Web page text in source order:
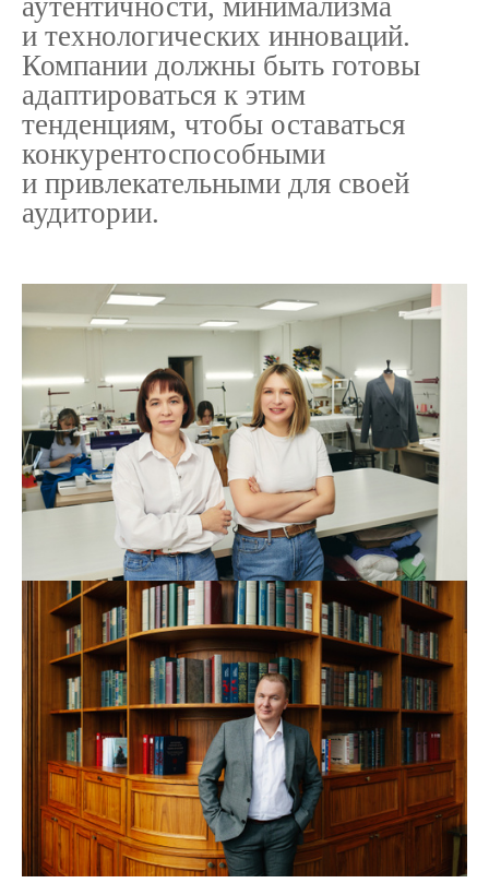
и технологических инноваций.
Компании должны быть готовы
адаптироваться к этим
тенденциям, чтобы оставаться
конкурентоспособными
и привлекательными для своей
аудитории.